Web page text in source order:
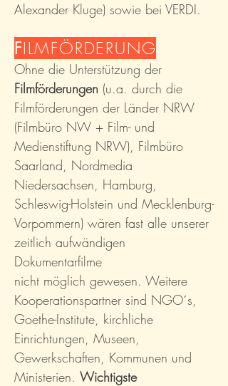
Alexander Kluge) sowie bei VERDI.
FILMFÖRDERUNG
Ohne die Unterstützung der
Filmförderungen (u.a. durch die
Filmförderungen der Länder NRW
(Filmbüro NW + Film- und
Medienstiftung NRW), Filmbüro
Saarland, Nordmedia
Niedersachsen, Hamburg,
Schleswig-Holstein und Mecklenburg-
Vorpommern) wären fast alle unserer
zeitlich aufwändigen
Dokumentarfilme
nicht möglich gewesen. Weitere
Kooperationspartner sind NGO´s,
Goethe-Institute, kirchliche
Einrichtungen, Museen,
Gewerkschaften, Kommunen und
Ministerien. Wichtigste